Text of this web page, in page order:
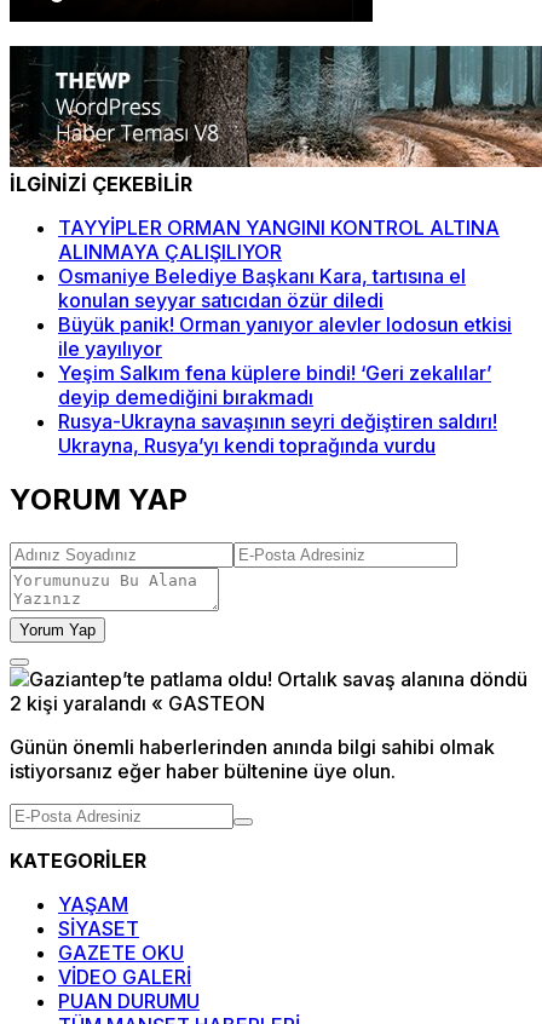
İLGİNİZİ ÇEKEBİLİR
TAYYİPLER ORMAN YANGINI KONTROL ALTINA
ALINMAYA ÇALIŞILIYOR
Osmaniye Belediye Başkanı Kara, tartısına el
konulan seyyar satıcıdan özür diledi
Büyük panik! Orman yanıyor alevler lodosun etkisi
ile yayılıyor
Yeşim Salkım fena küplere bindi! ‘Geri zekalılar’
deyip demediğini bırakmadı
Rusya-Ukrayna savaşının seyri değiştiren saldırı!
Ukrayna, Rusya’yı kendi toprağında vurdu
YORUM YAP
Yorum Yap
Günün önemli haberlerinden anında bilgi sahibi olmak
istiyorsanız eğer haber bültenine üye olun.
KATEGORİLER
YAŞAM
SİYASET
GAZETE OKU
VİDEO GALERİ
PUAN DURUMU